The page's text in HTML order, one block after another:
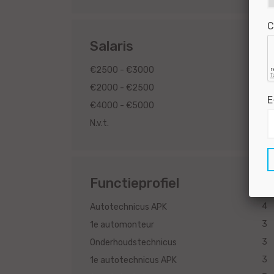
Salaris
€2500 - €3000
€2000 - €2500
€4000 - €5000
N.v.t.
Functieprofiel
Autotechnicus APK
4
1e automonteur
3
Onderhoudstechnicus
3
1e autotechnicus APK
3